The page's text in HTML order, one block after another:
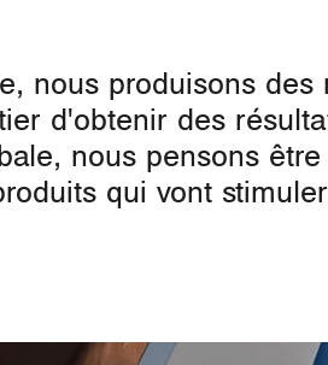
nous produisons
d'obtenir des
nous pensons
qui vont